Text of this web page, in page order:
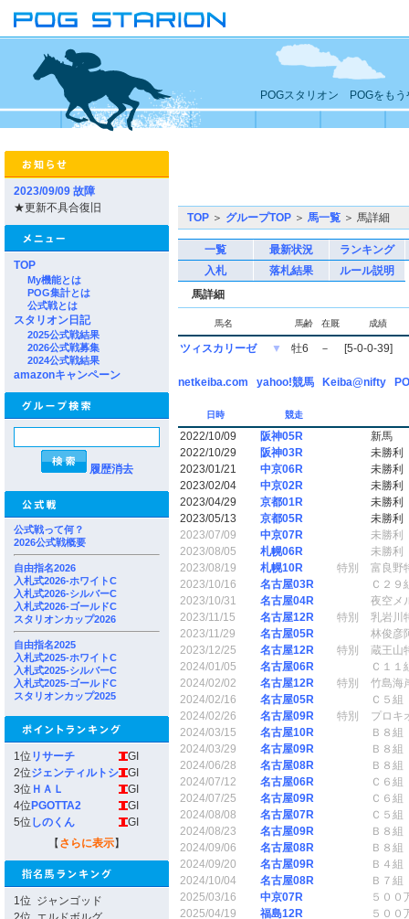
POGスタリオン POGをもう
2023/09/09 故障
★更新不具合復旧
TOP
My機能とは
POG集計とは
公式戦とは
スタリオン日記
2025公式戦結果
2026公式戦募集
2024公式戦結果
amazonキャンペーン
履歴消去
公式戦って何？
2026公式戦概要
自由指名2026
入札式2026-ホワイトC
入札式2026-シルバーC
入札式2026-ゴールドC
スタリオンカップ2026
自由指名2025
入札式2025-ホワイトC
入札式2025-シルバーC
入札式2025-ゴールドC
スタリオンカップ2025
1位 リサーチ
GI
2位ジェンティルトシ
GI
3位 ＨＡＬ
GI
4位 PGOTTA2
GI
5位 しのくん
GI
【 さらに表示】
1位 ジャンゴッド
TOP ＞ グループTOP ＞ 馬一覧 ＞ 馬詳細
一覧 最新状況
ランキング
入札
落札結果
ルール説明
馬詳細
馬名 馬齢 在厩 成績
ツィスカリーゼ ▼ 牡6 － [5-0-0-39]
netkeiba.com yahoo!競馬 Keiba@nifty
日時 競走
2022/10/09 阪神05R
新馬
2022/10/29
阪神03R
未勝利
2023/01/21
中京06R
未勝利
2023/02/04
中京02R
未勝利
2023/04/29
京都01R
未勝利
2023/05/13
京都05R
未勝利
2023/07/09
中京07R
未勝利
2023/08/05
札幌06R
未勝利
2023/08/19
札幌10R 特別
富良野
2023/10/16
名古屋03R
Ｃ２９
2023/10/31
名古屋04R
夜空メ
2023/11/15
名古屋12R 特別
乳岩川
2023/11/29
名古屋05R
林俊彦
2023/12/25
名古屋12R 特別
蔵王
2024/01/05
名古屋06R
Ｃ１１
2024/02/02
名古屋12R 特別
竹島海
2024/02/16
名古屋05R
Ｃ５組
2024/02/26
名古屋09R 特別
プロ
2024/03/15
名古屋10R
Ｂ８組
2024/03/29
名古屋09R
Ｂ８組
2024/06/28
名古屋08R
Ｂ８組
2024/07/12
名古屋06R
Ｃ６組
2024/07/25
名古屋09R
Ｃ６組
2024/08/08
名古屋07R
Ｃ５組
2024/08/23
名古屋09R
Ｂ８組
2024/09/06
名古屋08R
Ｂ８組
2024/09/20
名古屋09R
Ｂ４組
2024/10/04
名古屋08R
Ｂ７組
2025/03/16
中京07R
５００
2025/04/19
福島12R
５００